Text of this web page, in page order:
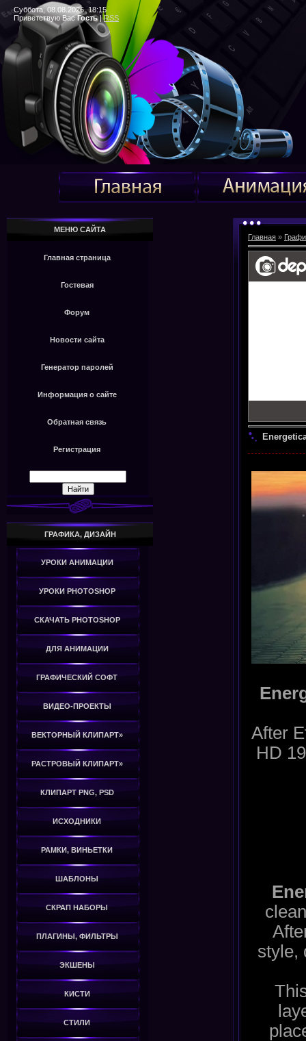
Суббота, 08.08.2026, 18:15
Приветствую Вас Гость|RSS
МЕНЮ САЙТА
Главная страница
Гостевая
Форум
Новости сайта
Генератор паролей
Информация о сайте
Обратная связь
Регистрация
ГРАФИКА, ДИЗАЙН
УРОКИ АНИМАЦИИ
УРОКИ PHOTOSHOP
СКАЧАТЬ PHOTOSHOP
ДЛЯ АНИМАЦИИ
ГРАФИЧЕСКИЙ СОФТ
ВИДЕО-ПРОЕКТЫ
ВЕКТОРНЫЙ КЛИПАРТ»
РАСТРОВЫЙ КЛИПАРТ»
КЛИПАРТ PNG, PSD
ИСХОДНИКИ
РАМКИ, ВИНЬЕТКИ
ШАБЛОНЫ
СКРАП НАБОРЫ
ПЛАГИНЫ, ФИЛЬТРЫ
ЭКШЕНЫ
КИСТИ
СТИЛИ
Главная »
After
HD
style,